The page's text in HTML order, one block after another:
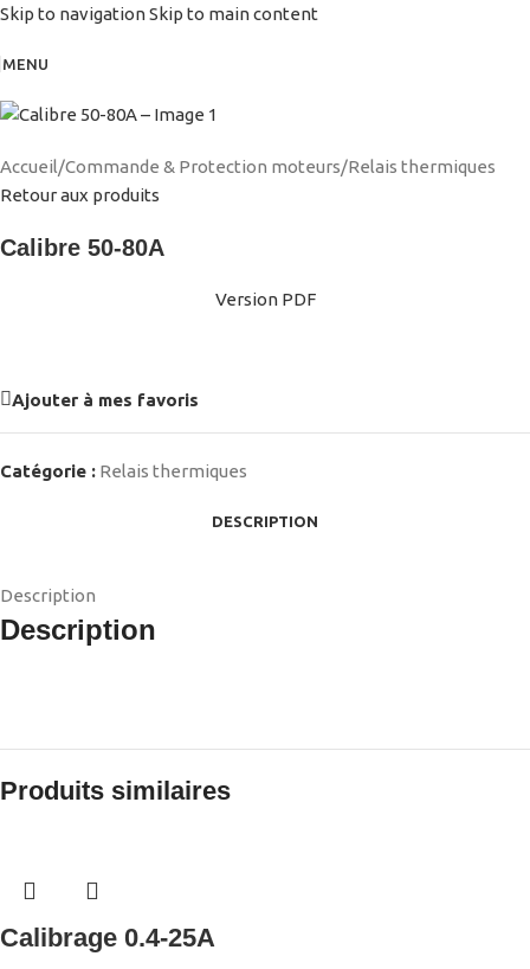
Skip to navigationSkip to main content
MENU
Accueil/Commande & Protection moteurs/Relais thermiques
Retour aux produits
Calibre 50-80A
Version PDF
Ajouter à mes favoris
Catégorie : Relais thermiques
DESCRIPTION
Description
Description
Produits similaires
Calibrage 0.4-25A